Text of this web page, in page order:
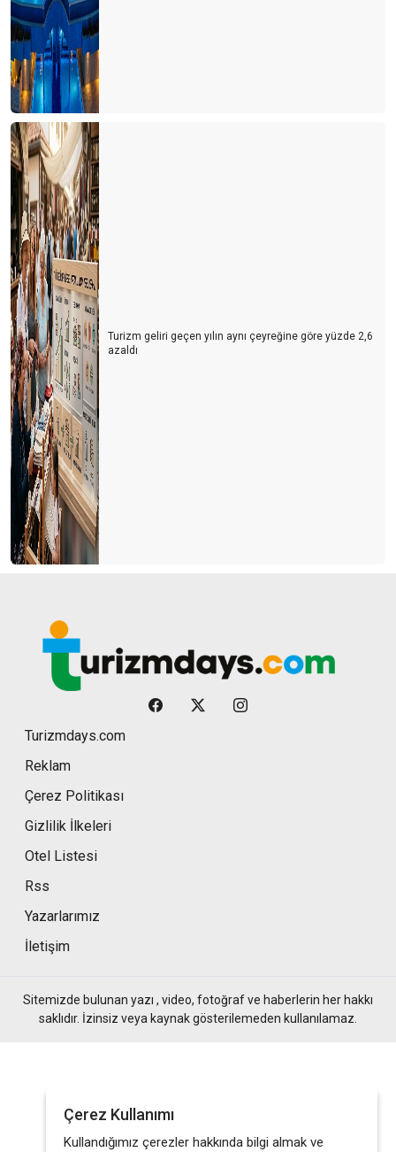
Turizm geliri geçen yılın aynı çeyreğine göre yüzde 2,6
azaldı
Turizmdays.com
Reklam
Çerez Politikası
Gizlilik İlkeleri
Otel Listesi
Rss
Yazarlarımız
İletişim
Sitemizde bulunan yazı , video, fotoğraf ve haberlerin her hakkı
saklıdır. İzinsiz veya kaynak gösterilemeden kullanılamaz.
Çerez Kullanımı
Kullandığımız çerezler hakkında bilgi almak ve